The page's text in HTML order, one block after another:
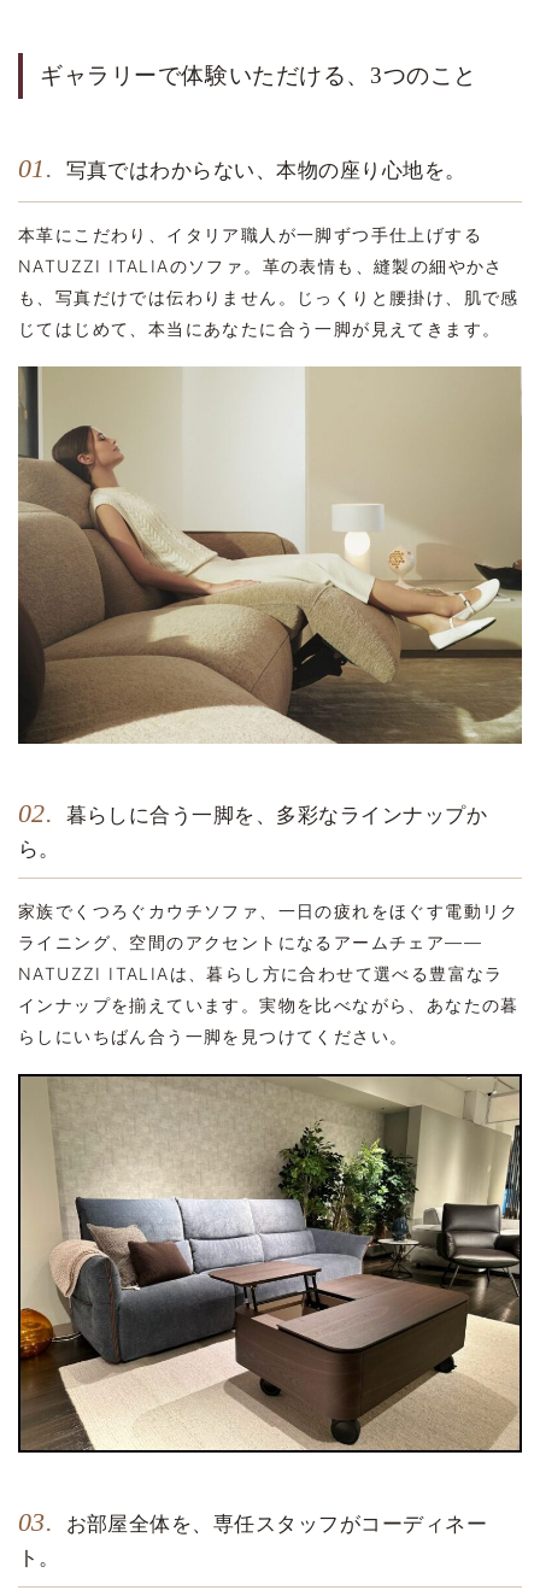
ギャラリーで体験いただける、3つのこと
01. 写真ではわからない、本物の座り心地を。
本革にこだわり、イタリア職人が一脚ずつ手仕上げする
NATUZZI ITALIAのソファ。革の表情も、縫製の細やかさ
も、写真だけでは伝わりません。じっくりと腰掛け、肌で感
じてはじめて、本当にあなたに合う一脚が見えてきます。
02.
暮らしに合う一脚を、多彩なラインナップか
ら。
家族でくつろぐカウチソファ、一日の疲れをほぐす電動リク
ライニング、空間のアクセントになるアームチェア——
NATUZZI ITALIAは、暮らし方に合わせて選べる豊富なラ
インナップを揃えています。実物を比べながら、あなたの暮
らしにいちばん合う一脚を見つけてください。
03.
お部屋全体を、専任スタッフがコーディネー
ト。